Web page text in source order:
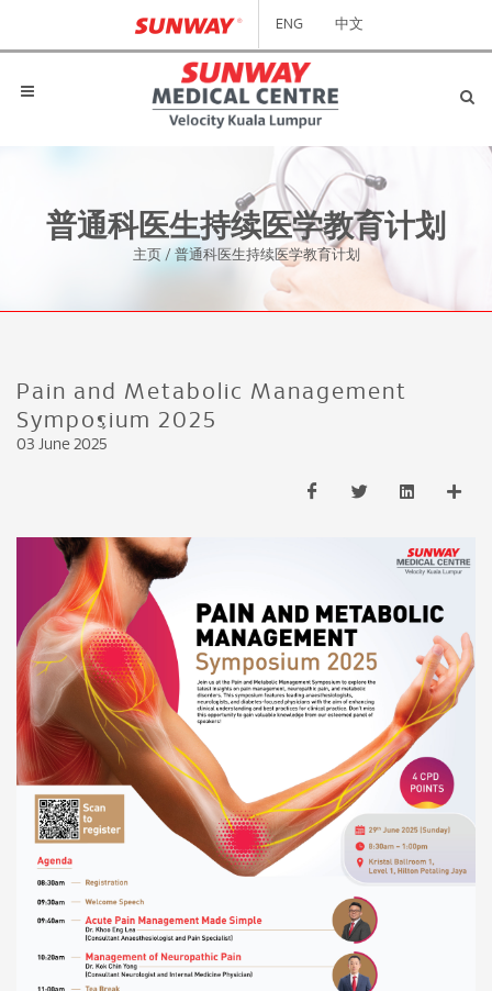
ENG 中文
普通科医生持续医学教育计划
主页 / 普通科医生持续医学教育计划
Pain and Metabolic Management
Symposium 2025
03 June 2025